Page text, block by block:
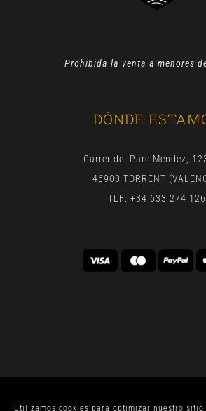
Utilizamos cookies para optimizar nuestro
Prohibida la venta a menores
DÓNDE
Carrer del Pare Mendez,
46900 TORRENT
TLF: +34 633 274 126